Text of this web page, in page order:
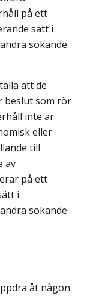
på ett
sätt i
sökande
att de
beslut som rör
inte är
eller
till
av
på ett
i
sökande
åt någon